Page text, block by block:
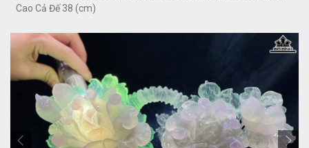
Cao Cả Đế 38 (cm)